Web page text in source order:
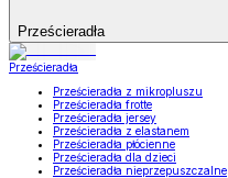
Prześcieradła
Prześcieradła
Prześcieradła z mikropluszu
Prześcieradła frotte
Prześcieradła jersey
Prześcieradła z elastanem
Prześcieradła płócienne
Prześcieradła dla dzieci
Prześcieradła nieprzepuszczalne